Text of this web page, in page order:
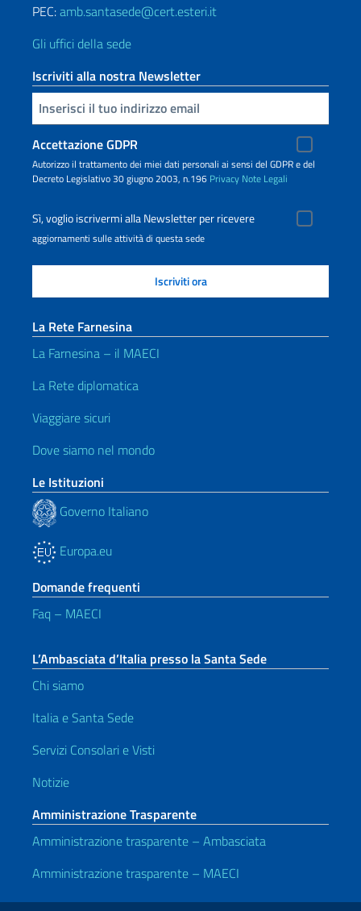
PEC:amb.santasede@cert.esteri.it
Gli uffici della sede
Iscriviti alla nostra Newsletter
Inserisci la tua email
Accettazione GDPR
Autorizzo il trattamento dei miei dati personali ai sensi del GDPR e del
Decreto Legislativo 30 giugno 2003, n.196 Privacy Note Legali
Sì, voglio iscrivermi alla Newsletter per ricevere
aggiornamenti sulle attività di questa sede
La Rete Farnesina
La Farnesina – il MAECI
La Rete diplomatica
Viaggiare sicuri
Dove siamo nel mondo
Le Istituzioni
Governo Italiano
Europa.eu
Domande frequenti
Faq – MAECI
L’Ambasciata d’Italia presso la Santa Sede
Chi siamo
Italia e Santa Sede
Servizi Consolari e Visti
Notizie
Amministrazione Trasparente
Amministrazione trasparente – Ambasciata
Amministrazione trasparente – MAECI